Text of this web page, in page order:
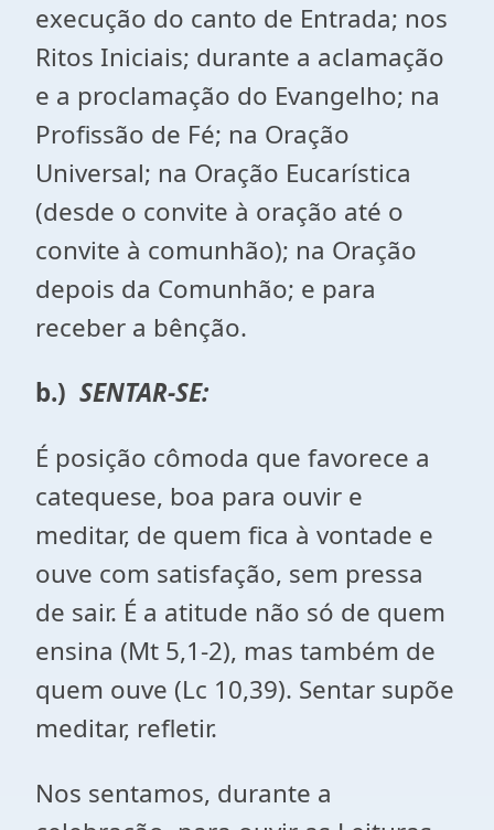
execução do canto de Entrada; nos
Ritos Iniciais; durante a aclamação
e a proclamação do Evangelho; na
Profissão de Fé; na Oração
Universal; na Oração Eucarística
(desde o convite à oração até o
convite à comunhão); na Oração
depois da Comunhão; e para
receber a bênção.
b.) SENTAR-SE:
É posição cômoda que favorece a
catequese, boa para ouvir e
meditar, de quem fica à vontade e
ouve com satisfação, sem pressa
de sair. É a atitude não só de quem
ensina (Mt 5,1-2), mas também de
quem ouve (Lc 10,39). Sentar supõe
meditar, refletir.
Nos sentamos, durante a